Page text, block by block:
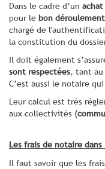
Dans le cadre d’un
pour le bon
chargé de
la constitution du
Il doit également
sont respectées, tant au
C’est aussi le notaire
Leur calcul est très
aux collectivités (
Les frais de notaire
Il faut savoir que les